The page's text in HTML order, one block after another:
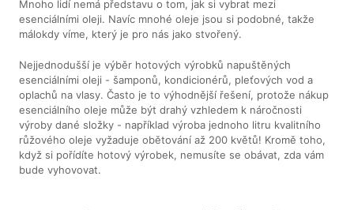
Mnoho lidí nemá představu o tom, jak si vybrat mezi
esenciálními oleji. Navíc mnohé oleje jsou si podobné, takže
málokdy víme, který je pro nás jako stvořený.
Nejjednodušší je výběr hotových výrobků napuštěných
esenciálními oleji - šamponů, kondicionérů, pleťových vod a
oplachů na vlasy. Často je to výhodnější řešení, protože nákup
esenciálního oleje může být drahý vzhledem k náročnosti
výroby dané složky - například výroba jednoho litru kvalitního
růžového oleje vyžaduje obětování až 200 květů! Kromě toho,
když si pořídíte hotový výrobek, nemusíte se obávat, zda vám
bude vyhovovat.